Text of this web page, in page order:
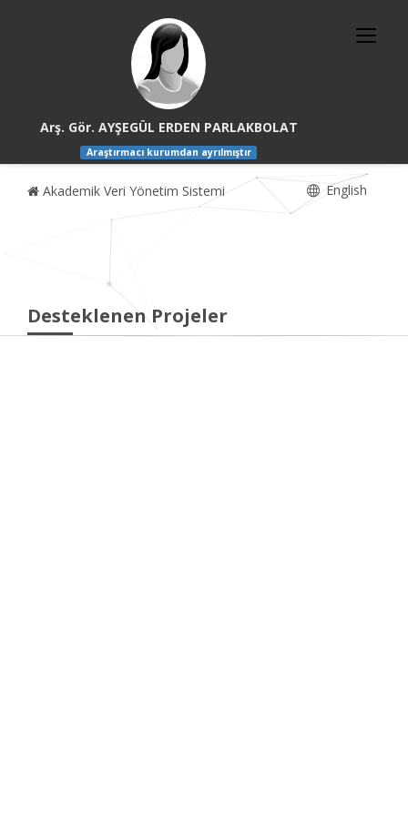
Arş. Gör. AYŞEGÜL ERDEN PARLAKBOLAT
Araştırmacı kurumdan ayrılmıştır
Akademik Veri Yönetim Sistemi English
Desteklenen Projeler